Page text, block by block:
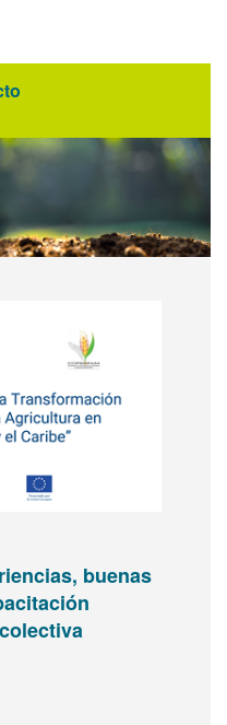
buenas
básica sobre
a
de